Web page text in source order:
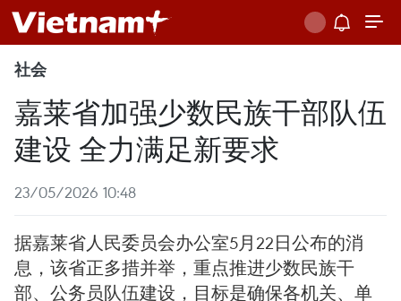
社会
嘉莱省加强少数民族干部队伍
建设 全力满足新要求
23/05/2026 10:48
据嘉莱省人民委员会办公室5月22日公布的消
息，该省正多措并举，重点推进少数民族干
部、公务员队伍建设，目标是确保各机关、单